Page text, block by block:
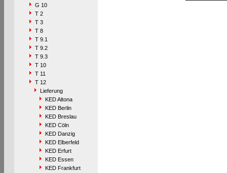
G 10
T 2
T 3
T 8
T 9.1
T 9.2
T 9.3
T 10
T 11
T 12
Lieferung
KED Altona
KED Berlin
KED Breslau
KED Cöln
KED Danzig
KED Elberfeld
KED Erfurt
KED Essen
KED Frankfurt